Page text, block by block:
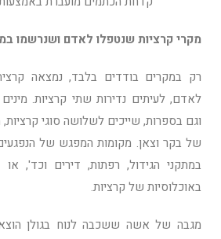
מקרי קרציות שנטפלו לאדם ושנרשמו
רק במקרים בודדים בלבד, נמצאה
לאדם, לעיתים נדירות שתי קרציות.
וגם בספרות, שייכים לשלושה סוגי
של בקר וצאן. מקומות המפגש של
במתקני הגידול, רפתות, דירים וכד',
באוכלוסיות של קרציות.
מגבה של אשה ששכבה לנוח בגולן